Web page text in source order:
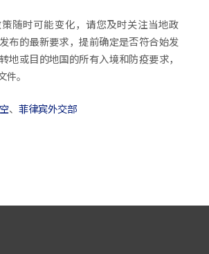
随时可能变化，请您及时关注当地政
布的最新要求，提前确定是否符合始发
地或目的地国的所有入境和防疫要求，
。
、 菲律宾外交部